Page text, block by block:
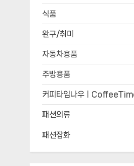
식품
완구/취미
자동차용품
주방용품
커피타임나우ㅣ
패션의류
패션잡화